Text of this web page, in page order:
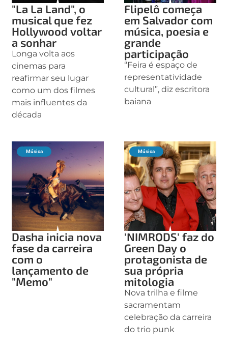
"La La Land", o
musical que fez
Hollywood voltar
a sonhar
Longa volta aos
cinemas para
reafirmar seu lugar
como um dos filmes
mais influentes da
década
Flipelô começa
em Salvador com
música, poesia e
grande
participação
“Feira é espaço de
representatividade
cultural”, diz escritora
baiana
Música
Dasha inicia nova
fase da carreira
com o
lançamento de
"Memo"
Música
'NIMRODS' faz do
Green Day o
protagonista de
sua própria
mitologia
Nova trilha e filme
sacramentam
celebração da carreira
do trio punk